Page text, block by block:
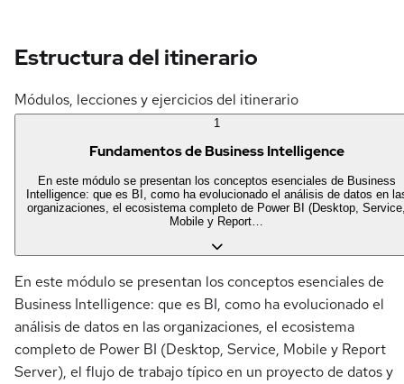
Estructura del itinerario
Módulos, lecciones y ejercicios del itinerario
1
Fundamentos de Business Intelligence
En este módulo se presentan los conceptos esenciales de Business
Intelligence: que es BI, como ha evolucionado el análisis de datos en
organizaciones, el ecosistema completo de Power BI (Desktop,
Mobile y Report…
En este módulo se presentan los conceptos esenciales de
Business Intelligence: que es BI, como ha evolucionado el
análisis de datos en las organizaciones, el ecosistema
completo de Power BI (Desktop, Service, Mobile y Report
Server), el flujo de trabajo típico en un proyecto de datos y